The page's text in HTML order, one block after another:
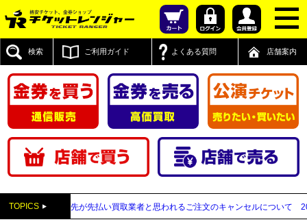
検索 ご利用ガイド よくある質問 店舗案内
TOPICS
販売】送付先が先払い買取業者と思われるご注文のキャンセルについて 2025年